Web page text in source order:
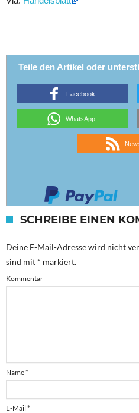
Teile den Artikel oder
Facebook
WhatsApp
SCHREIBE EINEN
Deine E-Mail-Adresse wird nicht
sind mit * markiert.
Kommentar
Name*
E-Mail *